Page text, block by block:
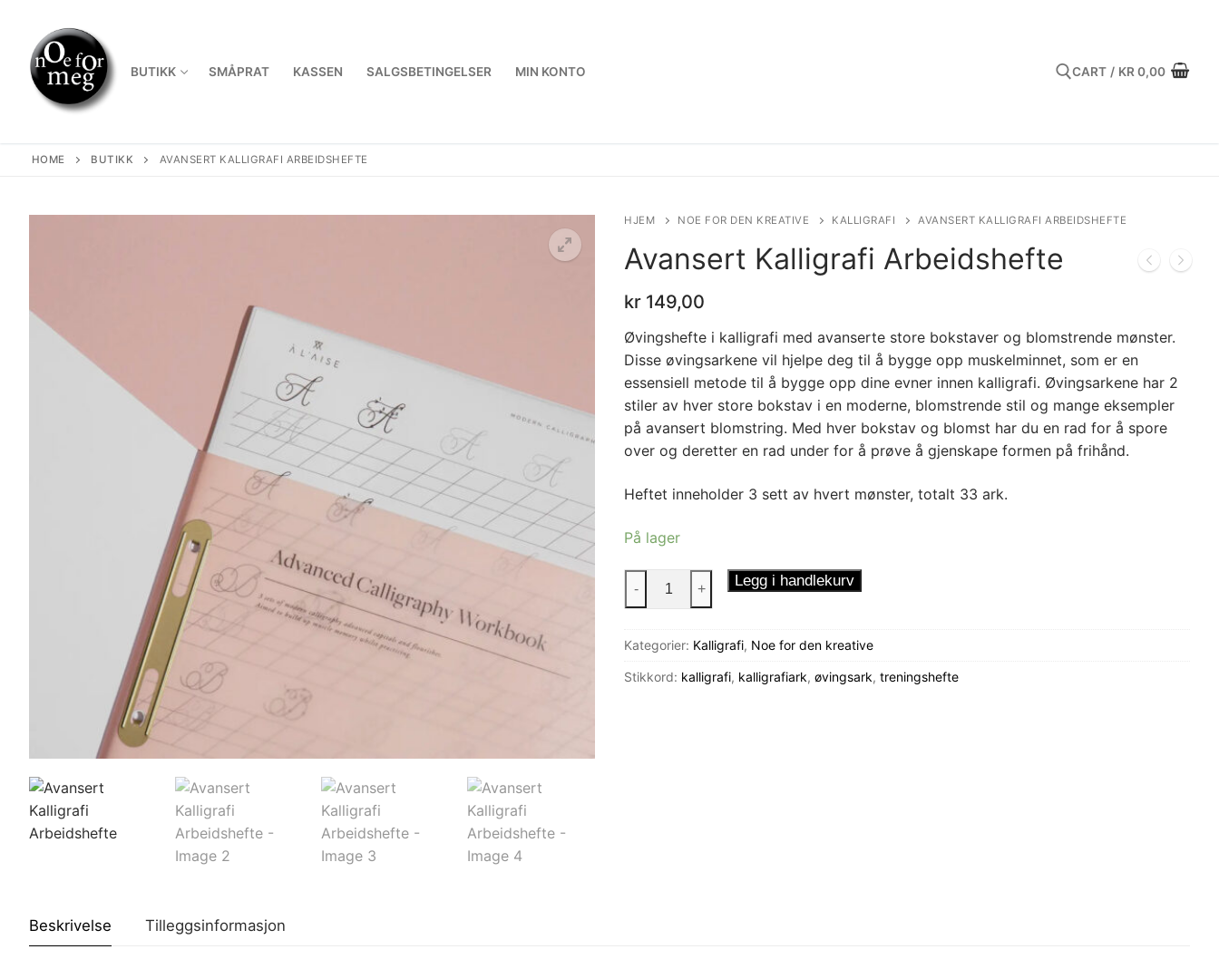
content
BUTIKK SMÅPRAT KASSEN SALGSBETINGELSER MIN KONTO CART / KR 0,00
HOME BUTIKK AVANSERT KALLIGRAFI ARBEIDSHEFTE
HJEM NOE FOR DEN KREATIVE KALLIGRAFI AVANSERT KALLIGRAFI ARBEIDSHEFTE
Avansert Kalligrafi Arbeidshefte
kr 149,00
Øvingshefte i kalligrafi med avanserte store bokstaver og blomstrende mønster.
Disse øvingsarkene vil hjelpe deg til å bygge opp muskelminnet, som er en
essensiell metode til å bygge opp dine evner innen kalligrafi. Øvingsarkene har 2
stiler av hver store bokstav i en moderne, blomstrende stil og mange eksempler
på avansert blomstring. Med hver bokstav og blomst har du en rad for å spore
over og deretter en rad under for å prøve å gjenskape formen på frihånd.
Heftet inneholder 3 sett av hvert mønster, totalt 33 ark.
På lager
Avansert
Kalligrafi
antall
- + Legg i handlekurv
Kategorier: Kalligrafi, Noe for den kreative
Stikkord: kalligrafi, kalligrafiark, øvingsark, treningshefte
Beskrivelse Tilleggsinformasjon